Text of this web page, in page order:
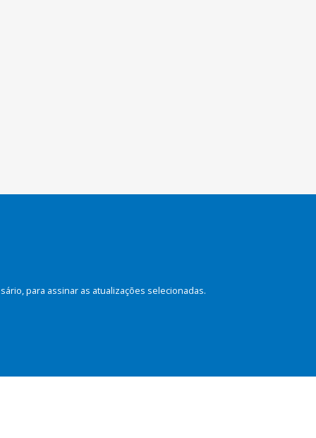
para assinar as atualizações selecionadas.